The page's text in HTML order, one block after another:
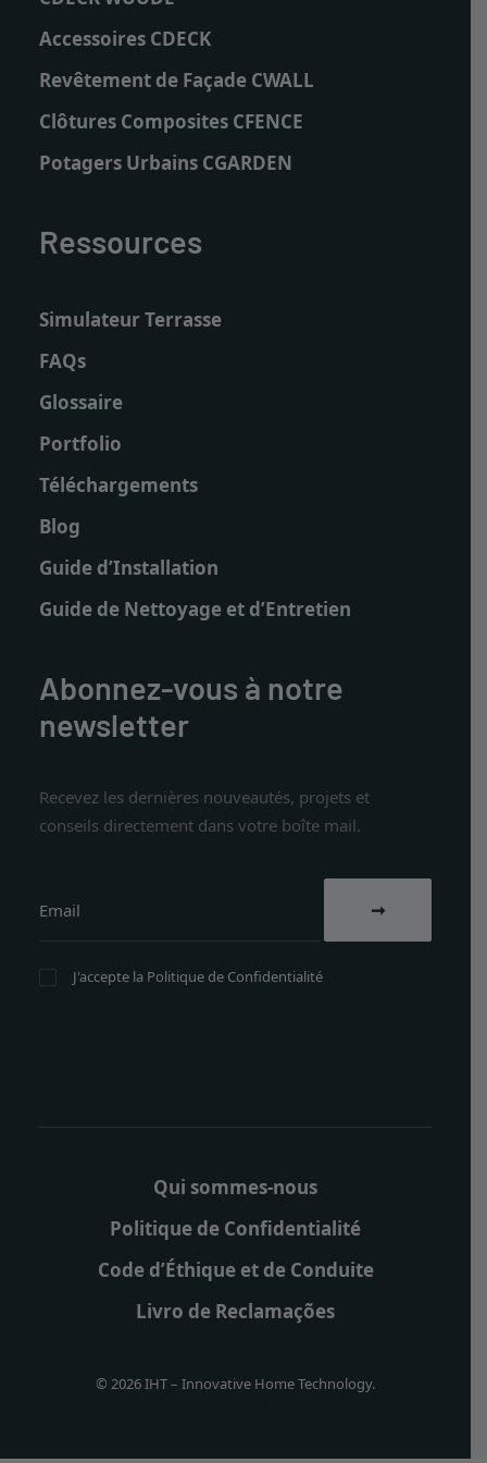
Accessoires CDECK
Revêtement de Façade CWALL
Clôtures Composites CFENCE
Potagers Urbains CGARDEN
Ressources
Simulateur Terrasse
FAQs
Glossaire
Portfolio
Téléchargements
Blog
Guide d’Installation
Guide de Nettoyage et d’Entretien
Abonnez-vous à notre
newsletter
Recevez les dernières nouveautés, projets et
conseils directement dans votre boîte mail.
J'accepte la Politique de Confidentialité
Qui sommes-nous
Politique de Confidentialité
Code d’Éthique et de Conduite
Livro de Reclamações
© 2026 IHT – Innovative Home Technology.